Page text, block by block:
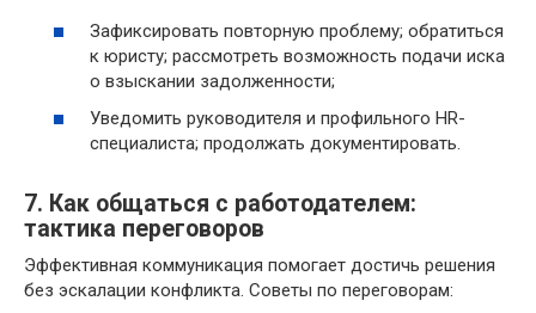
Зафиксировать повторную проблему; обратиться
к юристу; рассмотреть возможность подачи иска
о взыскании задолженности;
Уведомить руководителя и профильного HR-
специалиста; продолжать документировать.
7. Как общаться с работодателем:
тактика переговоров
Эффективная коммуникация помогает достичь решения
без эскалации конфликта. Советы по переговорам: